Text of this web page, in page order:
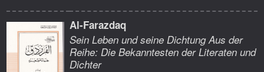
Al-Farazdaq
Sein Leben und seine Dichtung Aus der
Reihe: Die Bekanntesten der Literaten und
Dichter